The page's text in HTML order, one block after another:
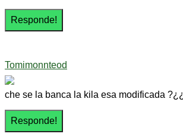
Tomimonnteod
che se la banca la kila esa modificada ?¿¿